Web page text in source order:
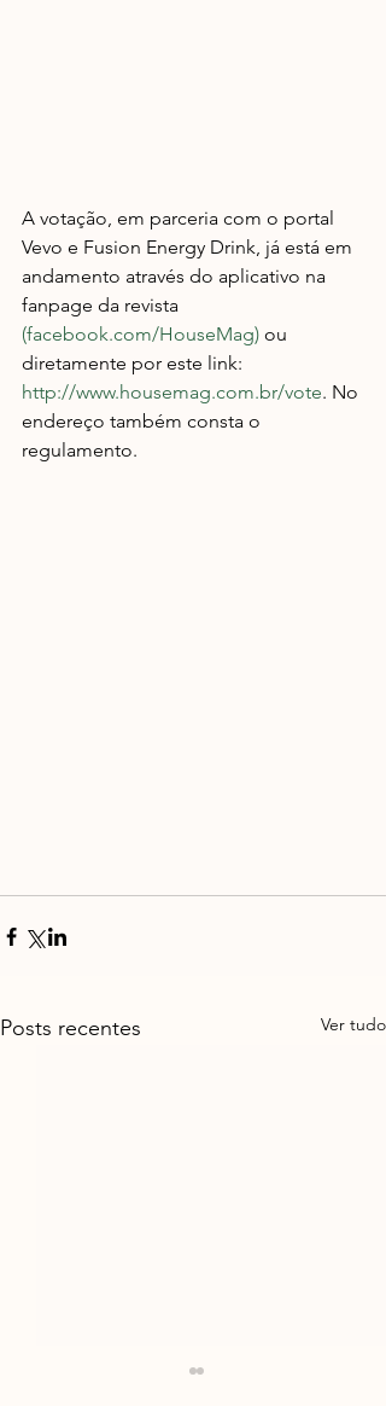
A votação, em parceria com o portal
Vevo e Fusion Energy Drink, já está em
andamento através do aplicativo na
fanpage da revista
(facebook.com/HouseMag) ou
diretamente por este link:
http://www.housemag.com.br/vote. No
endereço também consta o
regulamento.
Posts recentes Ver tudo